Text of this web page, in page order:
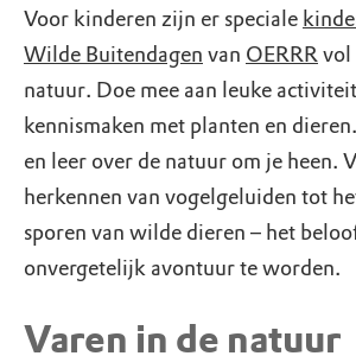
Voor kinderen zijn er speciale
Wilde Buitendagen van OERRRvol
natuur. Doe mee aan leuke
kennismaken met planten en
en leer over de natuur om je heen.
herkennen van vogelgeluiden tot
sporen van wilde dieren – het
onvergetelijk avontuur te worden.
Varen in de natuur